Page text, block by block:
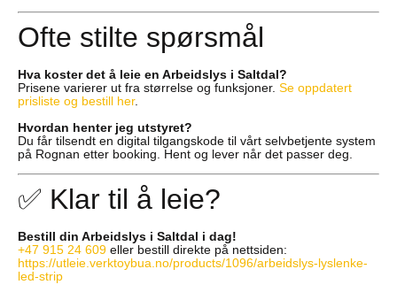
Ofte stilte spørsmål
Hva koster det å leie en Arbeidslys i Saltdal?
Prisene varierer ut fra størrelse og funksjoner. Se oppdatert
prisliste og bestill her.
Hvordan henter jeg utstyret?
Du får tilsendt en digital tilgangskode til vårt selvbetjente system
på Rognan etter booking. Hent og lever når det passer deg.
✅ Klar til å leie?
Bestill din Arbeidslys i Saltdal i dag!
+47 915 24 609 eller bestill direkte på nettsiden:
https://utleie.verktoybua.no/products/1096/arbeidslys-lyslenke-
led-strip